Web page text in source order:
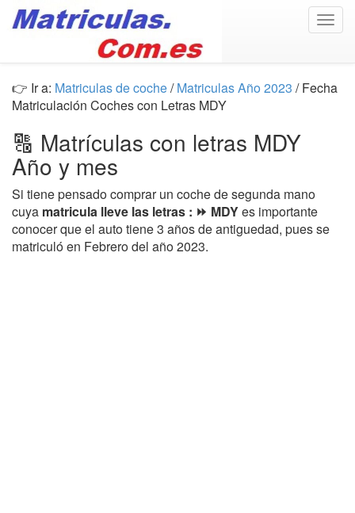
👉 Ir a: Matriculas de coche/Matriculas Año 2023 / Fecha
Matriculación Coches con Letras MDY
🔠 Matrículas con letras MDY
Año y mes
Si tiene pensado comprar un coche de segunda mano
cuya matricula lleve las letras : ⏩ MDYes importante
conocer que el auto tiene 3 años de antiguedad, pues se
matriculó en Febrero del año 2023.